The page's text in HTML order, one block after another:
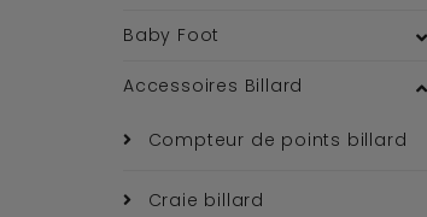
Baby Foot
Accessoires Billard
Compteur de points billard
Craie billard